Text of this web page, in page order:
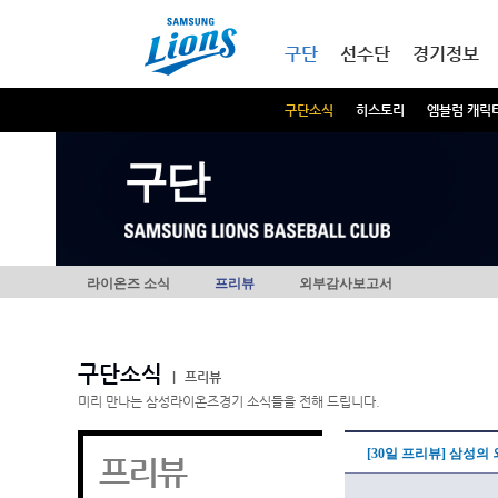
구단
구단소식 히스토리 엠블럼 캐릭
선수단 경기정보
구단
라이온즈 소식 프리뷰 외부감사보고서
구단소식
프리뷰
미리 만나는 삼성라이온즈경기 소식들을 전해 드립니다.
프리뷰 [30일 프리뷰] 삼성의